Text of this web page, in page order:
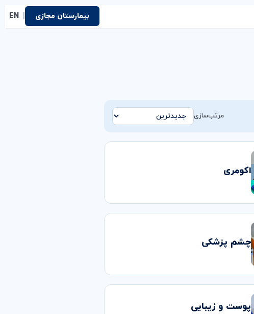
بیمارستان مجازی EN
مرتب‌سازی
اکومری
چشم پزشکی
پوست و زیبایی